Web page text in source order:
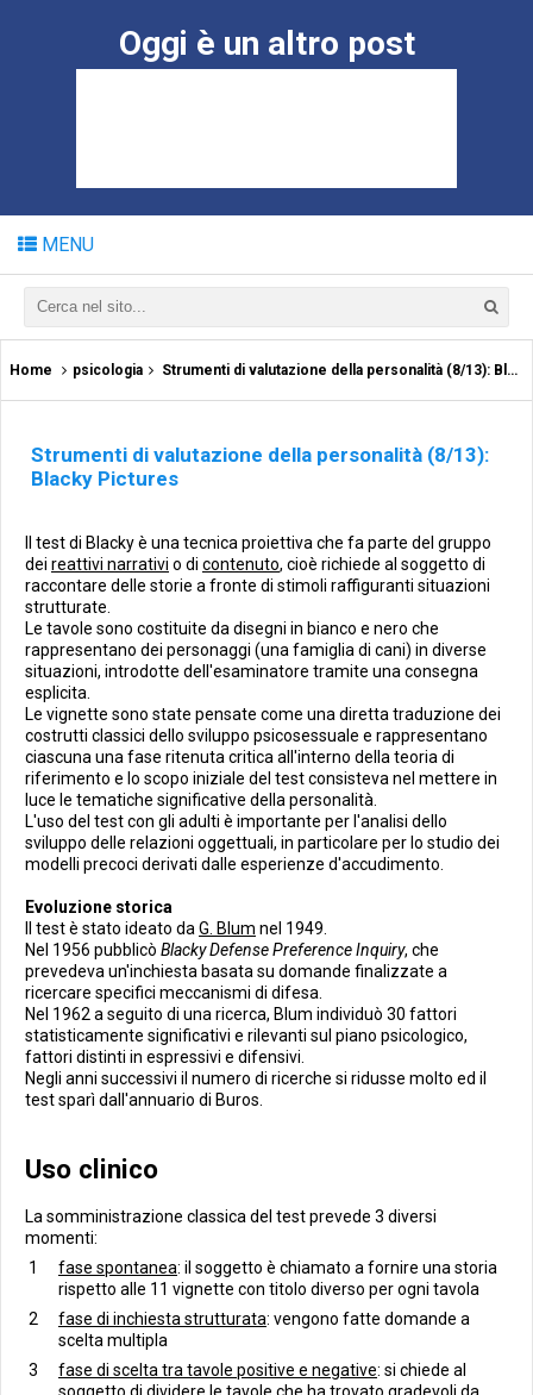
Oggi è un altro post
MENU
Home psicologia Strumenti di valutazione della personalità (8/13): Blacky Pictures
Strumenti di valutazione della personalità (8/13):
Blacky Pictures
Il test di Blacky è una tecnica proiettiva che fa parte del gruppo
dei reattivi narrativi o di contenuto, cioè richiede al soggetto di
raccontare delle storie a fronte di stimoli raffiguranti situazioni
strutturate.
Le tavole sono costituite da disegni in bianco e nero che
rappresentano dei personaggi (una famiglia di cani) in diverse
situazioni, introdotte dell'esaminatore tramite una consegna
esplicita.
Le vignette sono state pensate come una diretta traduzione dei
costrutti classici dello sviluppo psicosessuale e rappresentano
ciascuna una fase ritenuta critica all'interno della teoria di
riferimento e lo scopo iniziale del test consisteva nel mettere in
luce le tematiche significative della personalità.
L'uso del test con gli adulti è importante per l'analisi dello
sviluppo delle relazioni oggettuali, in particolare per lo studio dei
modelli precoci derivati dalle esperienze d'accudimento.
Evoluzione storica
Il test è stato ideato da G. Blum nel 1949.
Nel 1956 pubblicò Blacky Defense Preference Inquiry, che
prevedeva un'inchiesta basata su domande finalizzate a
ricercare specifici meccanismi di difesa.
Nel 1962 a seguito di una ricerca, Blum individuò 30 fattori
statisticamente significativi e rilevanti sul piano psicologico,
fattori distinti in espressivi e difensivi.
Negli anni successivi il numero di ricerche si ridusse molto ed il
test sparì dall'annuario di Buros.
Uso clinico
La somministrazione classica del test prevede 3 diversi
momenti:
fase spontanea: il soggetto è chiamato a fornire una storia
rispetto alle 11 vignette con titolo diverso per ogni tavola
fase di inchiesta strutturata: vengono fatte domande a
scelta multipla
fase di scelta tra tavole positive e negative: si chiede al